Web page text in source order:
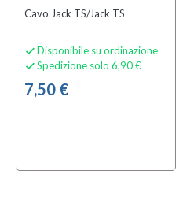
Cavo Jack TS/Jack TS
 Disponibile su ordinazione
 Spedizione solo 6,90 €
7,50 €